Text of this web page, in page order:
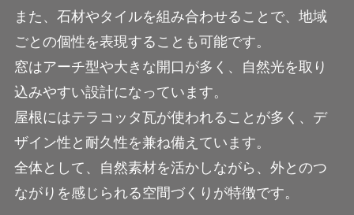
また、石材やタイルを組み合わせることで、地域
ごとの個性を表現することも可能です。
窓はアーチ型や大きな開口が多く、自然光を取り
込みやすい設計になっています。
屋根にはテラコッタ瓦が使われることが多く、デ
ザイン性と耐久性を兼ね備えています。
全体として、自然素材を活かしながら、外とのつ
ながりを感じられる空間づくりが特徴です。